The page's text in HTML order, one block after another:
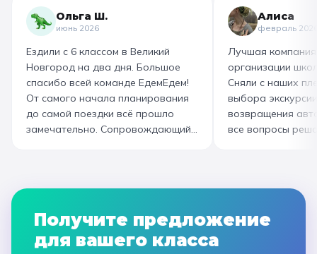
маршрут для себя, настолько
интересно и насыщенно было.
Огромная благодарность
организатору! Вы лучшие: от
выбора супер-маршрута, питания,
гостиницы, тайминга, до
интересного экскурсовода и
приятного водителя. Всё на
высшем уровне 👌
гигантский
изготовили
слоёного теста,
со скоморохом,
загадками. В
горячие
производстве
вкусный и
Ольга Ш.
июнь 2026
Ездили с 6 классом в Великий
Новгород на два дня. Большое
спасибо всей команде ЕдемЕдем!
От самого начала планирования
до самой поездки всё прошло
замечательно. Сопровождающий
чистые, комфортные, отель и
необычные театрализованные
экскурсии и мастер-классы не
Алиса
февраль
Лучшая
организации
Сняли с наших
выбора
возвращения
все вопросы
которая
наконец-то
облегчением!
Получите предложение
для вашего класса